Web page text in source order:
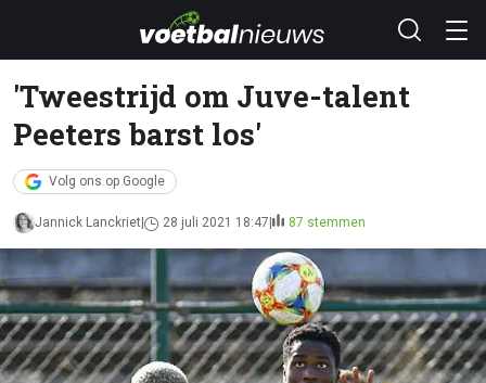
'Tweestrijd om Juve-talent
Peeters barst los'
Volg ons op Google
Jannick Lanckriet 28 juli 2021 18:47 87 stemmen